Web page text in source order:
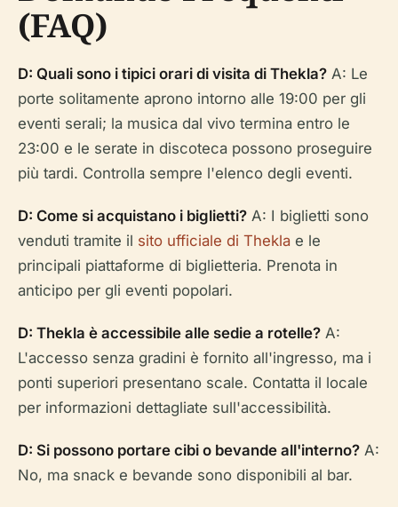
(FAQ)
D: Quali sono i tipici orari di visita di Thekla? A: Le
porte solitamente aprono intorno alle 19:00 per gli
eventi serali; la musica dal vivo termina entro le
23:00 e le serate in discoteca possono proseguire
più tardi. Controlla sempre l'elenco degli eventi.
D: Come si acquistano i biglietti? A: I biglietti sono
venduti tramite il sito ufficiale di Thekla e le
principali piattaforme di biglietteria. Prenota in
anticipo per gli eventi popolari.
D: Thekla è accessibile alle sedie a rotelle? A:
L'accesso senza gradini è fornito all'ingresso, ma i
ponti superiori presentano scale. Contatta il locale
per informazioni dettagliate sull'accessibilità.
D: Si possono portare cibi o bevande all'interno? A:
No, ma snack e bevande sono disponibili al bar.